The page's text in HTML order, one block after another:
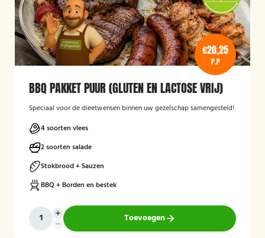
€20,25
P.P
BBQ PAKKET PUUR (GLUTEN EN LACTOSE VRIJ)
Speciaal voor de dieetwensen binnen uw gezelschap samengesteld!
4 soorten vlees
2 soorten salade
Stokbrood + Sauzen
BBQ + Borden en bestek
Toevoegen